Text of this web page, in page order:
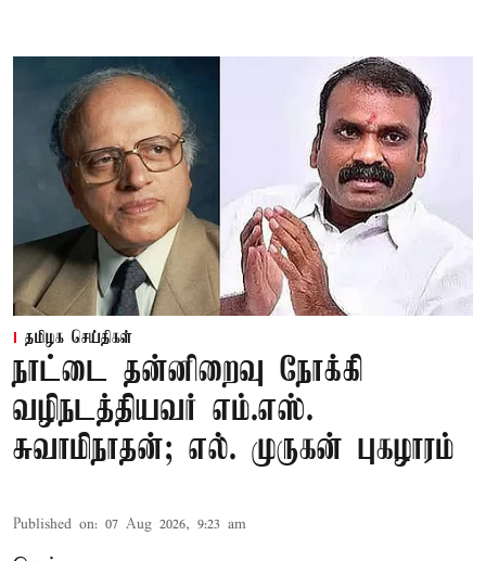
தமிழக செய்திகள்
நாட்டை தன்னிறைவு நோக்கி
வழிநடத்தியவர் எம்.எஸ்.
சுவாமிநாதன்; எல். முருகன் புகழாரம்
Published on: 07 Aug 2026, 9:23 am